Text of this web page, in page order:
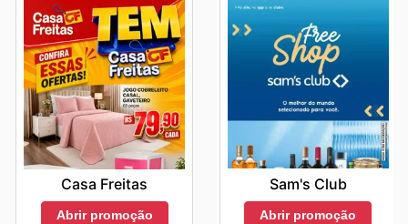
Casa Freitas
Abrir promoção
Sam's Club
Abrir promoção